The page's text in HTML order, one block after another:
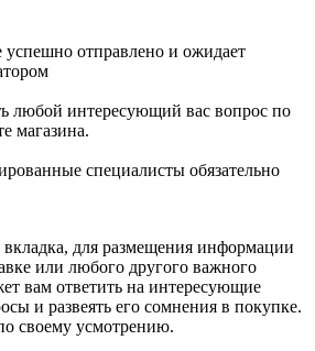
отправлено и ожидает
любой интересующий вас вопрос по
магазина.
специалисты обязательно
для размещения информации
или любого другого важного
вам ответить на интересующие
и развеять его сомнения в покупке.
своему усмотрению.